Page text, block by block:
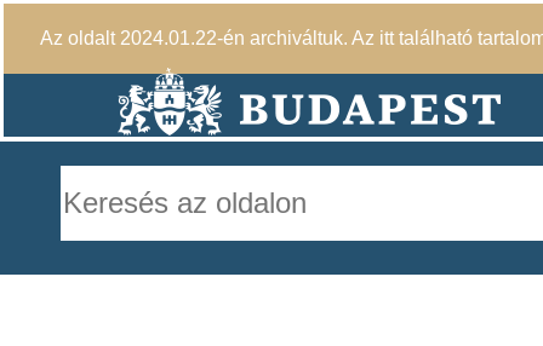
Az oldalt 2024.01.22-én archiváltuk. Az itt található